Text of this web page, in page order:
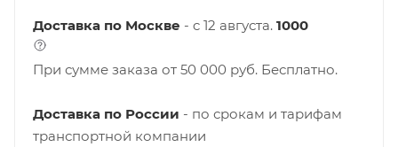
Доставка по Москве - c 12 августа. 1000
При сумме заказа от 50 000 руб. Бесплатно.
Доставка по России - по срокам и тарифам
транспортной компании